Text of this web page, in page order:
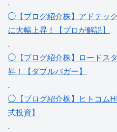
.
◯【ブログ紹介株】アドテッ
に大幅上昇！【プロが解説】
.
◯【ブログ紹介株】ロードス
昇！【ダブルバガー】
.
◯【ブログ紹介株】ヒトコム
式投資】
.